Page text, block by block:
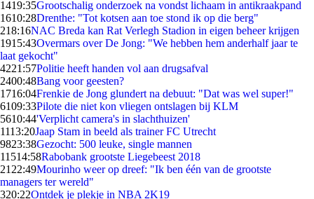
1419:35Grootschalig onderzoek na vondst lichaam in antikraakpand
1610:28Drenthe: "Tot kotsen aan toe stond ik op die berg"
218:16NAC Breda kan Rat Verlegh Stadion in eigen beheer krijgen
1915:43Overmars over De Jong: "We hebben hem anderhalf jaar te
laat gekocht"
4221:57Politie heeft handen vol aan drugsafval
2400:48Bang voor geesten?
1716:04Frenkie de Jong glundert na debuut: "Dat was wel super!"
6109:33Pilote die niet kon vliegen ontslagen bij KLM
5610:44'Verplicht camera's in slachthuizen'
1113:20Jaap Stam in beeld als trainer FC Utrecht
9823:38Gezocht: 500 leuke, single mannen
11514:58Rabobank grootste Liegebeest 2018
21 22:49Mourinho weer op dreef: "Ik ben één van de grootste
managers ter wereld"
320:22Ontdek je plekje in NBA 2K19